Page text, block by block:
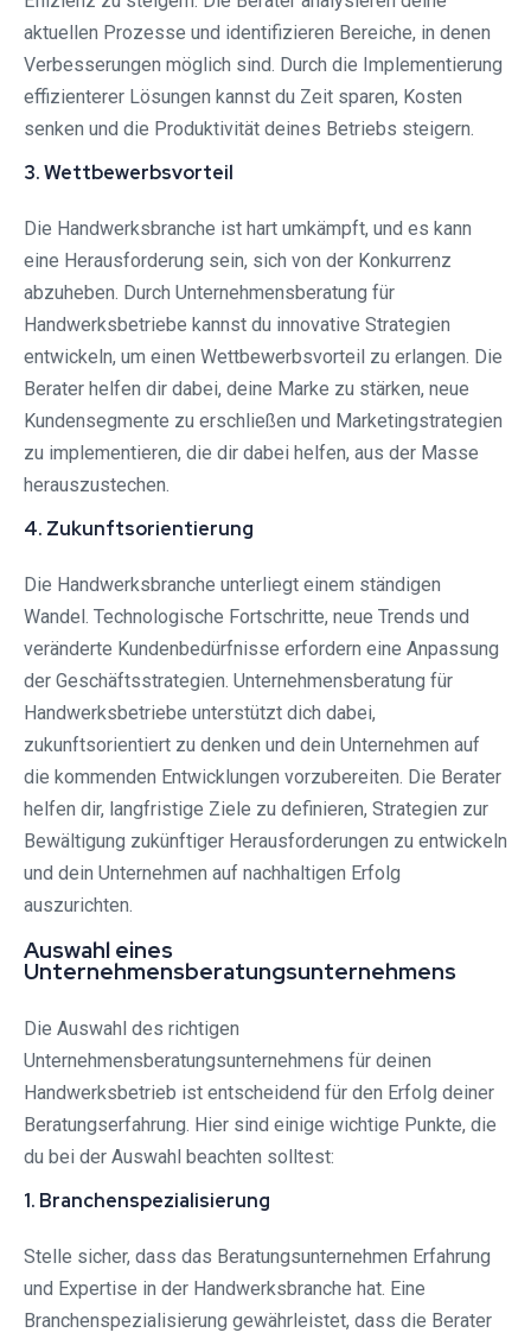
aktuellen Prozesse und identifizieren Bereiche, in denen
Verbesserungen möglich sind. Durch die Implementierung
effizienterer Lösungen kannst du Zeit sparen, Kosten
senken und die Produktivität deines Betriebs steigern.
3. Wettbewerbsvorteil
Die Handwerksbranche ist hart umkämpft, und es kann
eine Herausforderung sein, sich von der Konkurrenz
abzuheben. Durch Unternehmensberatung für
Handwerksbetriebe kannst du innovative Strategien
entwickeln, um einen Wettbewerbsvorteil zu erlangen. Die
Berater helfen dir dabei, deine Marke zu stärken, neue
Kundensegmente zu erschließen und Marketingstrategien
zu implementieren, die dir dabei helfen, aus der Masse
herauszustechen.
4. Zukunftsorientierung
Die Handwerksbranche unterliegt einem ständigen
Wandel. Technologische Fortschritte, neue Trends und
veränderte Kundenbedürfnisse erfordern eine Anpassung
der Geschäftsstrategien. Unternehmensberatung für
Handwerksbetriebe unterstützt dich dabei,
zukunftsorientiert zu denken und dein Unternehmen auf
die kommenden Entwicklungen vorzubereiten. Die Berater
helfen dir, langfristige Ziele zu definieren, Strategien zur
Bewältigung zukünftiger Herausforderungen zu entwickeln
und dein Unternehmen auf nachhaltigen Erfolg
auszurichten.
Auswahl eines
Unternehmensberatungsunternehmens
Die Auswahl des richtigen
Unternehmensberatungsunternehmens für deinen
Handwerksbetrieb ist entscheidend für den Erfolg deiner
Beratungserfahrung. Hier sind einige wichtige Punkte, die
du bei der Auswahl beachten solltest:
1. Branchenspezialisierung
Stelle sicher, dass das Beratungsunternehmen Erfahrung
und Expertise in der Handwerksbranche hat. Eine
Branchenspezialisierung gewährleistet, dass die Berater